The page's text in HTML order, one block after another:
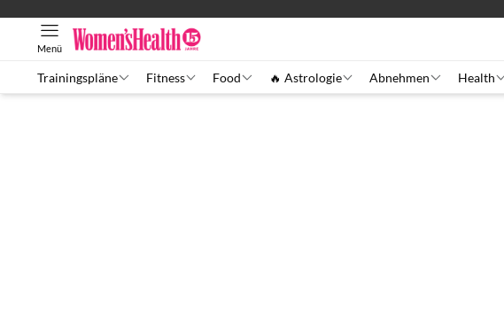
Menü
Trainingspläne Fitness Food 🔥 Astrologie Abnehmen Health